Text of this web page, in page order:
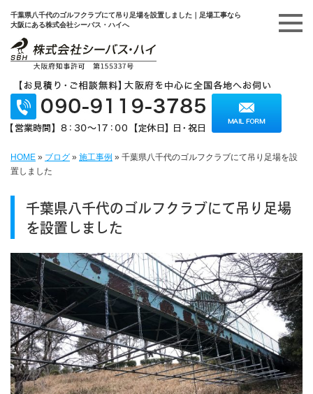
千葉県八千代のゴルフクラブにて吊り足場を設置しました｜足場工事なら
大阪にある株式会社シーバス・ハイへ
HOME » ブログ » 施工事例 » 千葉県八千代のゴルフクラブにて吊り足場を設
置しました
千葉県八千代のゴルフクラブにて吊り足場
を設置しました